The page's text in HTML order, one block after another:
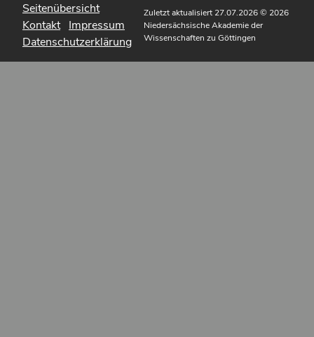
Seitenübersicht
Kontakt Impressum
Datenschutzerklärung
Zuletzt aktualisiert 27.07.2026© 2026
Niedersächsische Akademie der
Wissenschaften zu Göttingen